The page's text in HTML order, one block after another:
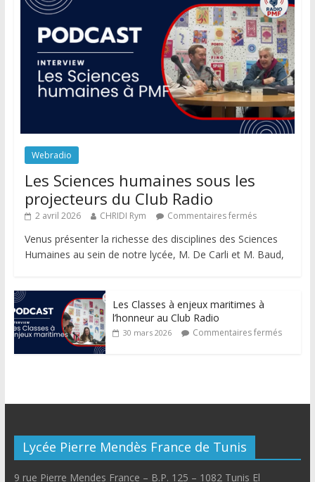
Webradio
Les Sciences humaines sous les
projecteurs du Club Radio
2 avril 2026 CHRIDI Rym Commentaires fermés
Venus présenter la richesse des disciplines des Sciences
Humaines au sein de notre lycée, M. De Carli et M. Baud,
Les Classes à enjeux maritimes à
l’honneur au Club Radio
30 mars 2026 Commentaires fermés
Lycée Pierre Mendès France de Tunis
9 rue Pierre Mendes France – B.P. 125 – 1082 Tunis El